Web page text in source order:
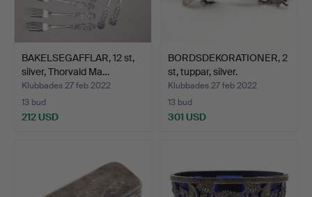
BAKELSEGAFFLAR, 12 st,
silver, Thorvald Ma…
Klubbades 27 feb 2022
13 bud
212 USD
BORDSDEKORATIONER, 2
st, tuppar, silver.
Klubbades 27 feb 2022
13 bud
301 USD